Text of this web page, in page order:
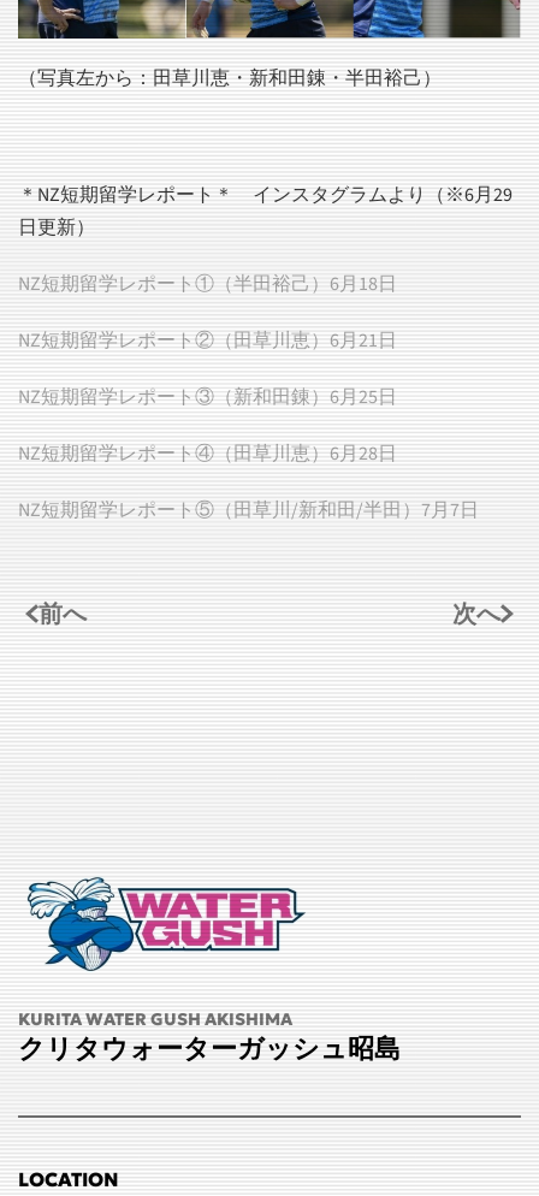
（写真左から：田草川恵・新和田錬・半田裕己）
＊NZ短期留学レポート＊ インスタグラムより（※6月29
日更新）
NZ短期留学レポート①（半田裕己）6月18日
NZ短期留学レポート②（田草川恵）6月21日
NZ短期留学レポート③（新和田錬）6月25日
NZ短期留学レポート④（田草川恵）6月28日
NZ短期留学レポート⑤（田草川/新和田/半田）7月7日
前へ 次へ
記事一覧へ戻る
KURITA WATER GUSH AKISHIMA
クリタウォーターガッシュ昭島
LOCATION